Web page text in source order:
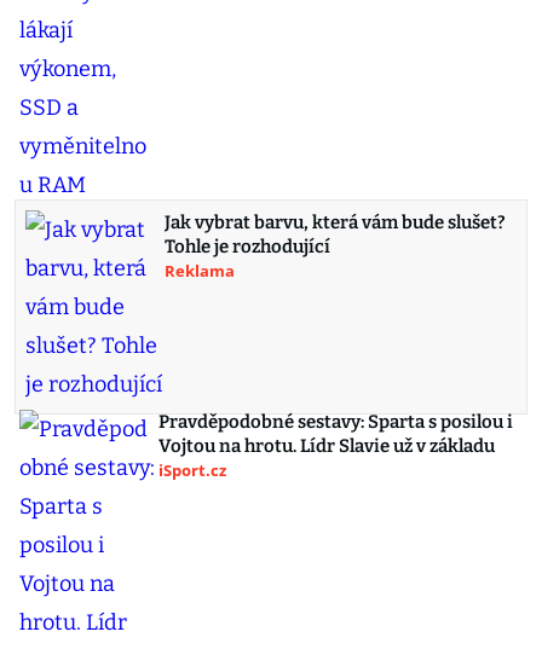
Jak vybrat barvu, která vám bude slušet?
Tohle je rozhodující
Reklama
Pravděpodobné sestavy: Sparta s posilou i
Vojtou na hrotu. Lídr Slavie už v základu
iSport.cz